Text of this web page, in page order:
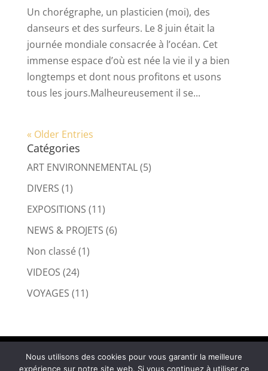
Un chorégraphe, un plasticien (moi), des
danseurs et des surfeurs. Le 8 juin était la
journée mondiale consacrée à l’océan. Cet
immense espace d’où est née la vie il y a bien
longtemps et dont nous profitons et usons
tous les jours.Malheureusement il se...
« Older Entries
Catégories
ART ENVIRONNEMENTAL(5)
DIVERS (1)
EXPOSITIONS (11)
NEWS & PROJETS (6)
Non classé(1)
VIDEOS (24)
VOYAGES (11)
© Sam Dougados – beach art
Sitemap
Nous utilisons des cookies pour vous garantir la meilleure
expérience sur notre site web. Si vous continuez à utiliser ce